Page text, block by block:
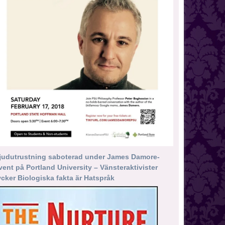
saboterad under James Damore-
på Portland University – Vänsteraktivister
Biologiska fakta är Hatspråk